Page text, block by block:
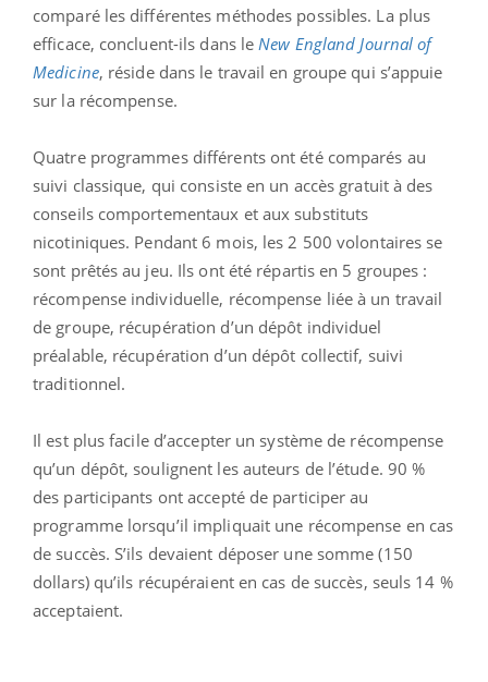
comparé les différentes méthodes possibles. La plus
efficace, concluent-ils dans leNew England Journal of
Medicine, réside dans le travail en groupe qui s’appuie
sur la récompense.
Quatre programmes différents ont été comparés au
suivi classique, qui consiste en un accès gratuit à des
conseils comportementaux et aux substituts
nicotiniques. Pendant 6 mois, les 2 500 volontaires se
sont prêtés au jeu. Ils ont été répartis en 5 groupes :
récompense individuelle, récompense liée à un travail
de groupe, récupération d’un dépôt individuel
préalable, récupération d’un dépôt collectif, suivi
traditionnel.
Il est plus facile d’accepter un système de récompense
qu’un dépôt, soulignent les auteurs de l’étude. 90 %
des participants ont accepté de participer au
programme lorsqu’il impliquait une récompense en cas
de succès. S’ils devaient déposer une somme (150
dollars) qu’ils récupéraient en cas de succès, seuls 14 %
acceptaient.